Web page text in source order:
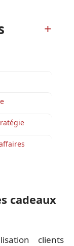
cadeaux
clients